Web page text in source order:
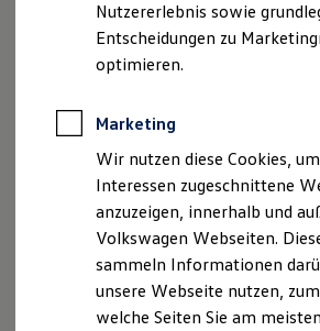
ServicePlus
Economy Service
Räder & Reifen Service
Ersatzfahrzeuge
Software, Konnektivität & Apps
California App
VW Connect für Ihren
VW Connect für Ihren
VW Connect für Ihren
VW Connect für andere
Connect Pro
Fleet Interface Data
Multistop Pathfinder
Übersicht Software
Hilfreiches für Besitzer
babel-eslint
babel-extract-
comments
1.0.0
babel-helpers 7.21.0
Nutzererlebnis sowie
Entscheidungen zu
optimieren.
Marketing
Wir nutzen diese Cookies,
Interessen zugeschnittene
anzuzeigen, innerhalb und
Volkswagen Webseiten.
sammeln Informationen
unsere Webseite nutzen,
welche Seiten Sie am